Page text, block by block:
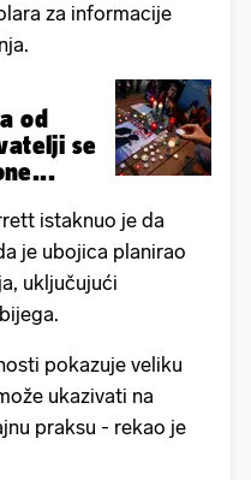
za informacije
od
se
istaknuo je da
je ubojica planirao
uključujući
pokazuje veliku
ukazivati na
praksu - rekao je